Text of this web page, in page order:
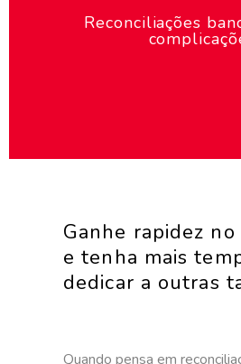
Reconciliações
Ganhe rapidez no
e tenha mais
dedicar a outras
Quando pensa em